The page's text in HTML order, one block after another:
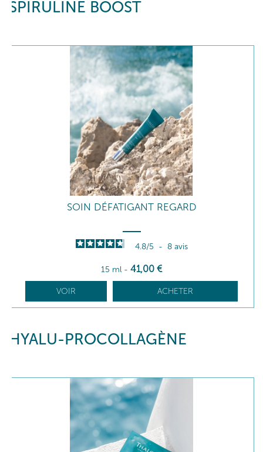
SPIRULINE BOOST
SOIN DÉFATIGANT REGARD
4.8/5 - 8 avis
15 ml - 41,00 €
VOIR ACHETER
HYALU-PROCOLLAGÈNE